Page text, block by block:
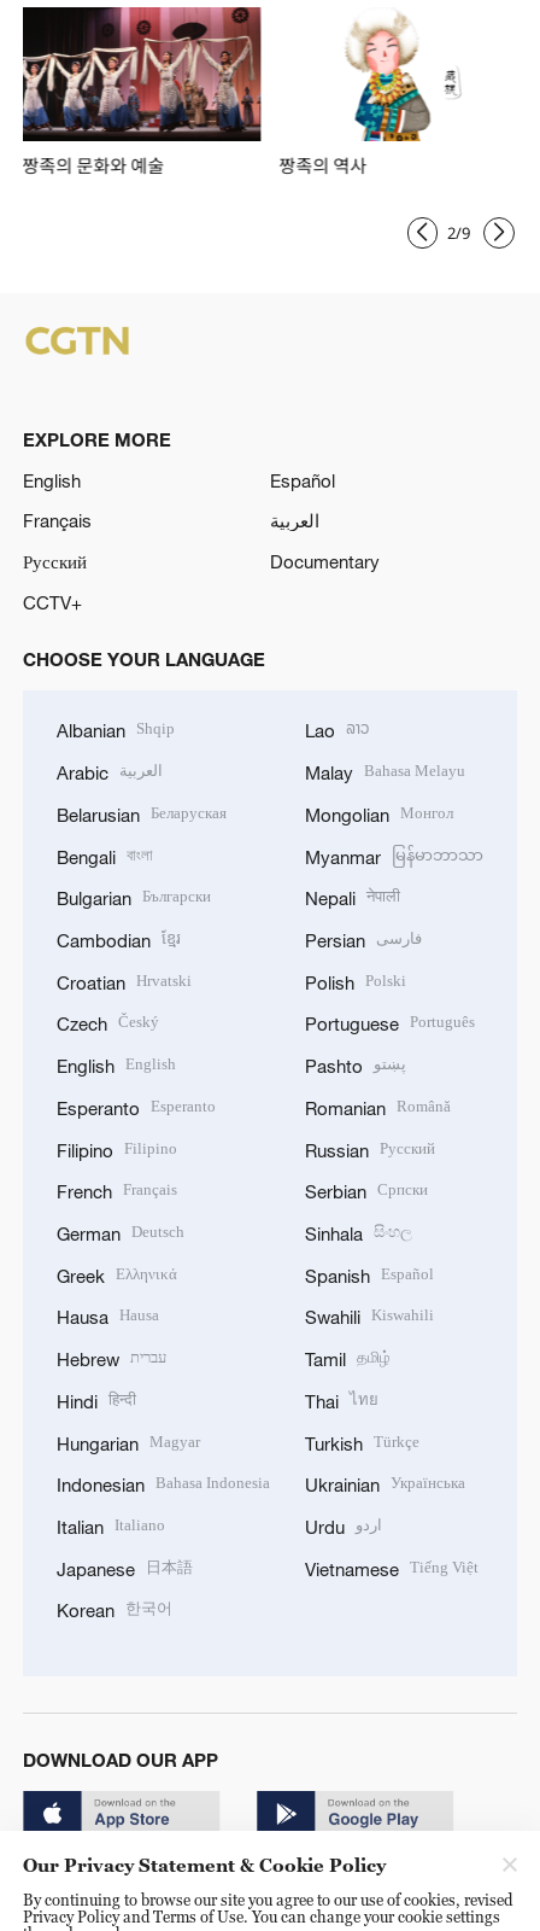
짱족의 문화와 예술 짱족의 역사
2/9
EXPLORE MORE
English
Español
Français
العربية
Русский
Documentary
CCTV+
CHOOSE YOUR LANGUAGE
Albanian Shqip
Arabic العربية
Belarusian Беларуская
Bengali বাংলা
Bulgarian Български
Cambodian ខ្មែរ
Croatian Hrvatski
Czech Český
English English
Esperanto Esperanto
Filipino Filipino
French Français
German Deutsch
Greek Ελληνικά
Hausa Hausa
Hebrew עברית
Hindi हिन्दी
Hungarian Magyar
Indonesian Bahasa Indonesia
Italian Italiano
Japanese 日本語
Korean 한국어
Lao ລາວ
Malay Bahasa Melayu
Mongolian Монгол
Myanmar မြန်မာဘာသာ
Nepali नेपाली
Persian فارسی
Polish Polski
Portuguese Português
Pashto پښتو
Romanian Română
Russian Русский
Serbian Српски
Sinhala සිංහල
Spanish Español
Swahili Kiswahili
Tamil தமிழ்
Thai ไทย
Turkish Türkçe
Ukrainian Українська
Urdu اردو
Vietnamese Tiếng Việt
DOWNLOAD OUR APP
Our Privacy Statement & Cookie Policy
By continuing to browse our site you agree to our use of cookies, revised
Privacy Policy and Terms of Use. You can change your cookie settings